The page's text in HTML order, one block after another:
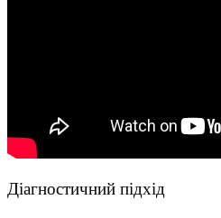
Діагностичний підхід